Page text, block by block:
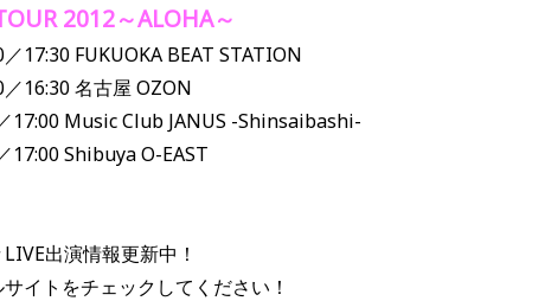
2012～ALOHA～
17:30 FUKUOKA BEAT STATION
16:30 名古屋 OZON
17:00 Music Club JANUS -Shinsaibashi-
17:00 Shibuya O-EAST
出演情報更新中！
イトをチェックしてください！